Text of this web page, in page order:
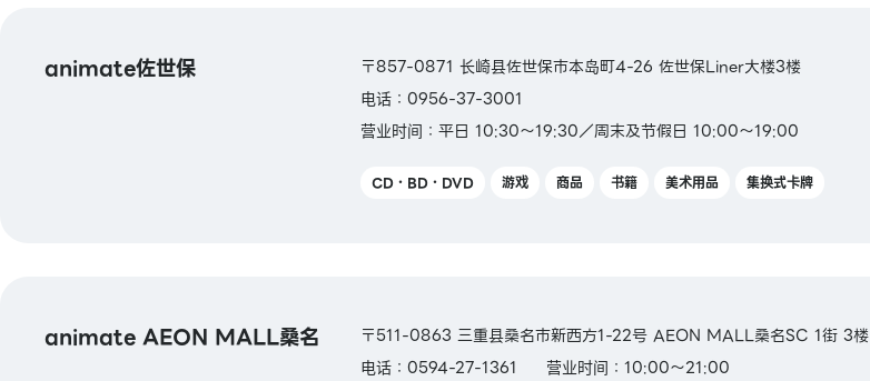
animate佐世保
〒857-0871 长崎县佐世保市本岛町4-26 佐世保Liner大楼3楼
电话：0956-37-3001
营业时间：平日 10:30～19:30／周末及节假日 10:00～19:00
CD・BD・DVD 游戏 商品 书籍 美术用品 集换式卡牌
animate AEON MALL桑名
〒511-0863 三重县桑名市新西方1-22号 AEON MALL桑名SC 1街 3楼
电话：0594-27-1361
营业时间：10:00～21:00